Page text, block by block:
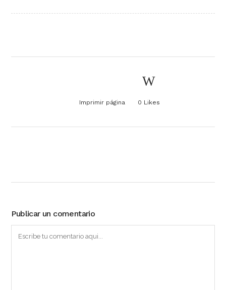
Imprimir página 0 Likes
Publicar un comentario